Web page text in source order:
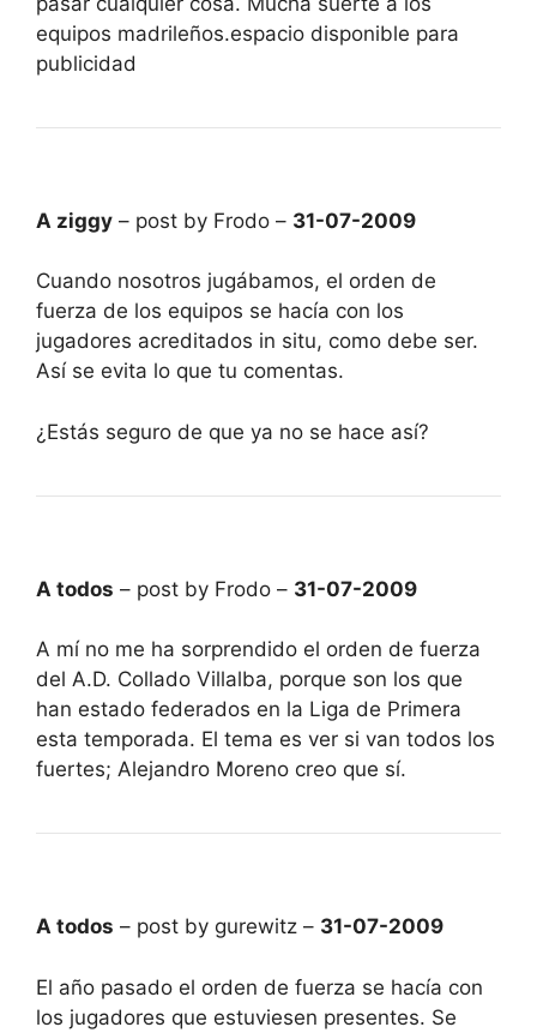
equipos madrileños.espacio disponible para
publicidad
A ziggy – post by Frodo – 31-07-2009
Cuando nosotros jugábamos, el orden de
fuerza de los equipos se hacía con los
jugadores acreditados in situ, como debe ser.
Así se evita lo que tu comentas.
¿Estás seguro de que ya no se hace así?
A todos – post by Frodo – 31-07-2009
A mí no me ha sorprendido el orden de fuerza
del A.D. Collado Villalba, porque son los que
han estado federados en la Liga de Primera
esta temporada. El tema es ver si van todos los
fuertes; Alejandro Moreno creo que sí.
A todos – post by gurewitz – 31-07-2009
El año pasado el orden de fuerza se hacía con
los jugadores que estuviesen presentes. Se